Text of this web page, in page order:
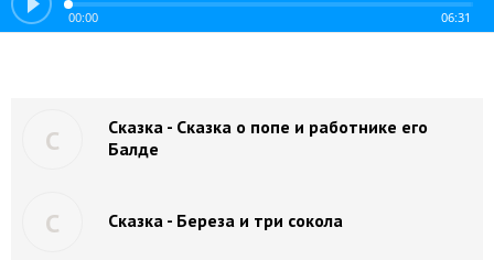
00:00 06:31
С
Сказка - Сказка о попе и работнике его
Балде
С Сказка - Береза и три сокола